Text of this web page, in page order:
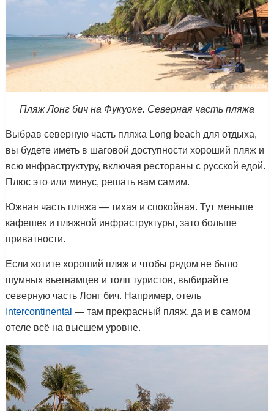
Пляж Лонг бич на Фукуоке. Северная часть пляжа
Выбрав северную часть пляжа Long beach для отдыха,
вы будете иметь в шаговой доступности хороший пляж и
всю инфраструктуру, включая рестораны с русской едой.
Плюс это или минус, решать вам самим.
Южная часть пляжа — тихая и спокойная. Тут меньше
кафешек и пляжной инфраструктуры, зато больше
приватности.
Если хотите хороший пляж и чтобы рядом не было
шумных вьетнамцев и толп туристов, выбирайте
северную часть Лонг бич. Например, отель
Intercontinental — там прекрасный пляж, да и в самом
отеле всё на высшем уровне.